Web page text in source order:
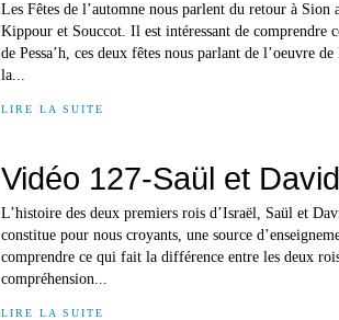
Les Fêtes de l’automne nous parlent du retour à Sion
Kippour et Souccot. Il est intéressant de comprendre
de Pessa’h, ces deux fêtes nous parlant de l’oeuvre
la...
LIRE LA SUITE
Vidéo 127-Saül et David
L’histoire des deux premiers rois d’Israël, Saül et
constitue pour nous croyants, une source
comprendre ce qui fait la différence entre les deux
compréhension...
LIRE LA SUITE